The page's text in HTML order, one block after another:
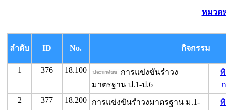
หมวด
ลำดับ ID No. กิจกรรม
1 376 18.100
การแข่งขันรำวง
มาตรฐาน ป.1-ป.6
2
377 18.200
การแข่งขันรำวงมาตรฐาน ม.1-